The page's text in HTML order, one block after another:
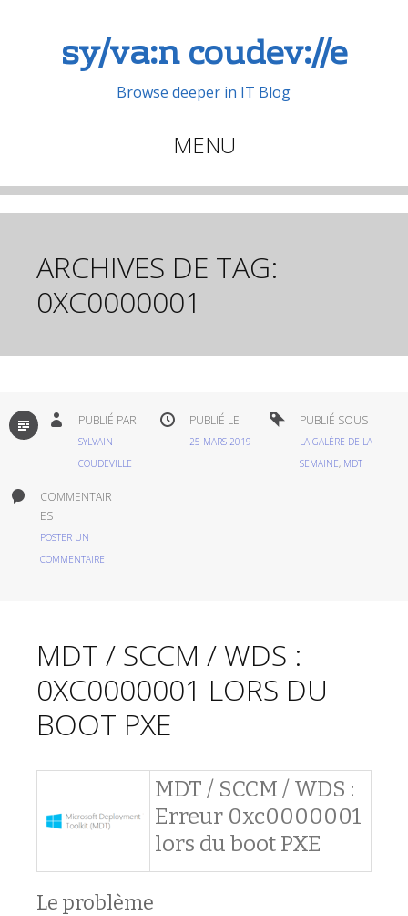
sy/va:n coudev://e
Browse deeper in IT Blog
MENU
Aller
ARCHIVES DE TAG:
0XC0000001
PAR
DÉFAUT
PUBLIÉ PAR
SYLVAIN
COUDEVILLE
PUBLIÉ LE
25 MARS 2019
PUBLIÉ SOUS
LA GALÈRE DE LA
SEMAINE, MDT
COMMENTAIR
ES
POSTER UN
COMMENTAIRE
MDT / SCCM / WDS :
0XC0000001 LORS DU
BOOT PXE
MDT / SCCM / WDS :
Erreur 0xc0000001
lors du boot PXE
Le problème